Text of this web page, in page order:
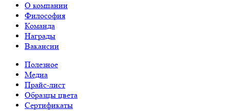
О компании
Философия
Команда
Награды
Вакансии
Полезное
Медиа
Прайс-лист
Образцы цвета
Сертификаты